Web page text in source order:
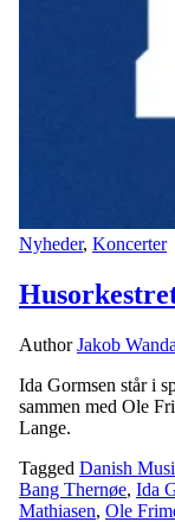
Nyheder, Koncerter
AuthorJakob
Ida Gormsen står i
sammen med Ole
Lange.
Tagged Danish
Bang Thernøe, Ida
Mathiasen, Ole